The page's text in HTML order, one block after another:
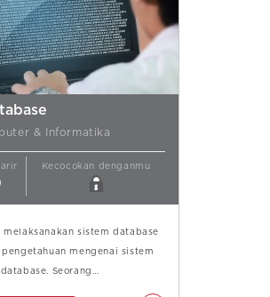
& Informatika
Kecocokan denganmu
sistem database
mengenai sistem
Seorang…